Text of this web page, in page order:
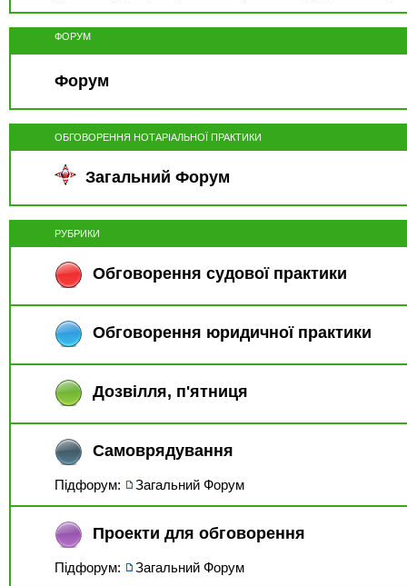
ФОРУМ
Форум
ОБГОВОРЕННЯ НОТАРІАЛЬНОЇ ПРАКТИКИ
Загальний Форум
РУБРИКИ
Обговорення судової практики
Обговорення юридичної практики
Дозвiлля, п'ятниця
Самоврядування
Підфорум: Загальний Форум
Проекти для обговорення
Підфорум: Загальний Форум